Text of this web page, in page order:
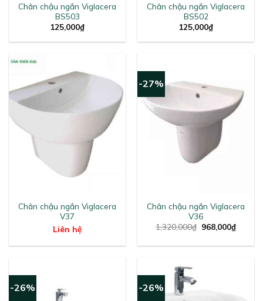
Chân chậu ngắn Viglacera
BS503
125,000₫
Chân chậu ngắn Viglacera
BS502
125,000₫
Chân chậu ngắn Viglacera
V37
Liên hệ
-27%
Chân chậu ngắn Viglacera
V36
1,320,000₫ Original
price
1,320,000₫.
968,000₫
-26% -26%